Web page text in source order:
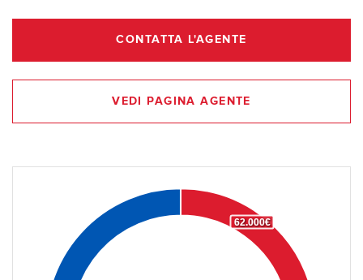
CONTATTA L'AGENTE
VEDI PAGINA AGENTE
62.000€